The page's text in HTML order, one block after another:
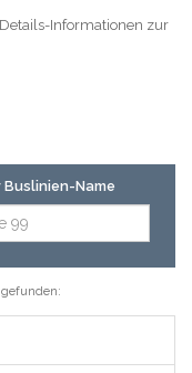
Informationen zur
Name